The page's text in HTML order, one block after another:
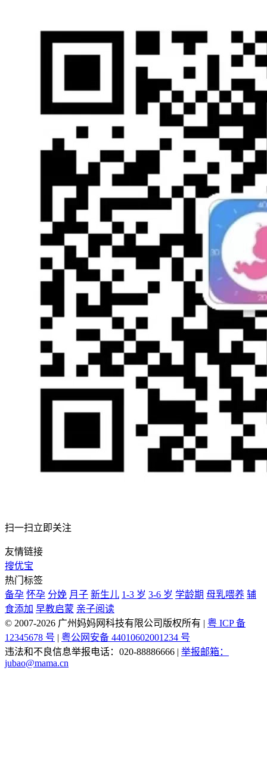
扫一扫立即关注
友情链接
搜优宝
热门标签
备孕 怀孕 分娩 月子 新生儿 1-3 岁 3-6 岁 学龄期 母乳喂养 辅
食添加 早教启蒙 亲子阅读
© 2007-2026 广州妈妈网科技有限公司版权所有 | 粤 ICP 备
12345678 号 | 粤公网安备 44010602001234 号
违法和不良信息举报电话：020-88886666 | 举报邮箱：
jubao@mama.cn